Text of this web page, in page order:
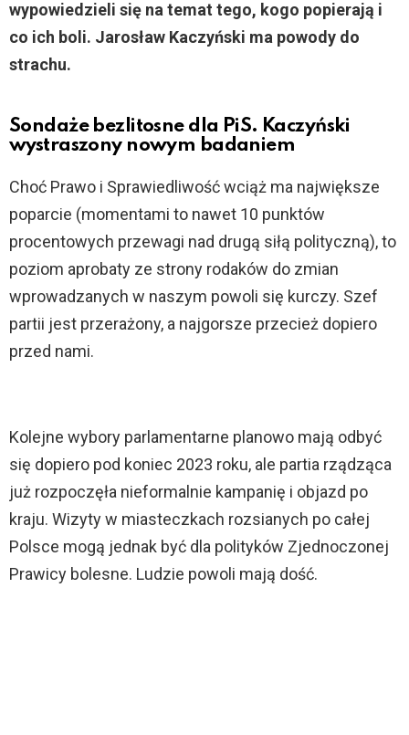
wypowiedzieli się na temat tego, kogo popierają i
co ich boli. Jarosław Kaczyński ma powody do
strachu.
Sondaże bezlitosne dla PiS. Kaczyński
wystraszony nowym badaniem
Choć Prawo i Sprawiedliwość wciąż ma największe
poparcie (momentami to nawet 10 punktów
procentowych przewagi nad drugą siłą polityczną), to
poziom aprobaty ze strony rodaków do zmian
wprowadzanych w naszym powoli się kurczy. Szef
partii jest przerażony, a najgorsze przecież dopiero
przed nami.
Kolejne wybory parlamentarne planowo mają odbyć
się dopiero pod koniec 2023 roku, ale partia rządząca
już rozpoczęła nieformalnie kampanię i objazd po
kraju. Wizyty w miasteczkach rozsianych po całej
Polsce mogą jednak być dla polityków Zjednoczonej
Prawicy bolesne. Ludzie powoli mają dość.